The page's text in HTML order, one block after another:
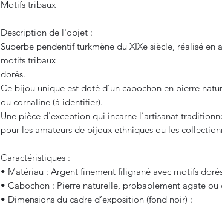
Motifs tribaux
Description de l'objet :
Superbe pendentif turkmène du XIXe siècle, réalisé
motifs tribaux
dorés.
Ce bijou unique est doté d’un cabochon en pierre
ou cornaline (à identifier).
Une pièce d'exception qui incarne l’artisanat
pour les amateurs de bijoux ethniques ou les
Caractéristiques :
• Matériau : Argent finement filigrané avec motifs
• Cabochon : Pierre naturelle, probablement agate ou
• Dimensions du cadre d’exposition (fond noir) :